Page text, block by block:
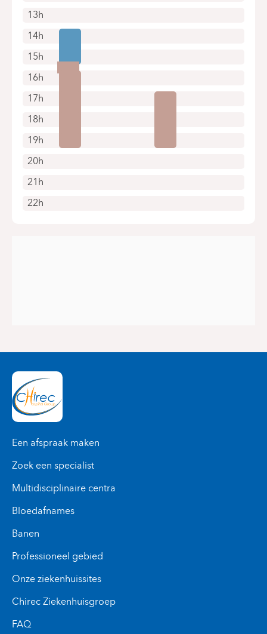
13h
14h
15h
16h
17h
18h
19h
20h
21h
22h
Een afspraak maken
Zoek een specialist
Multidisciplinaire centra
Bloedafnames
Banen
Professioneel gebied
Onze ziekenhuissites
Chirec Ziekenhuisgroep
FAQ